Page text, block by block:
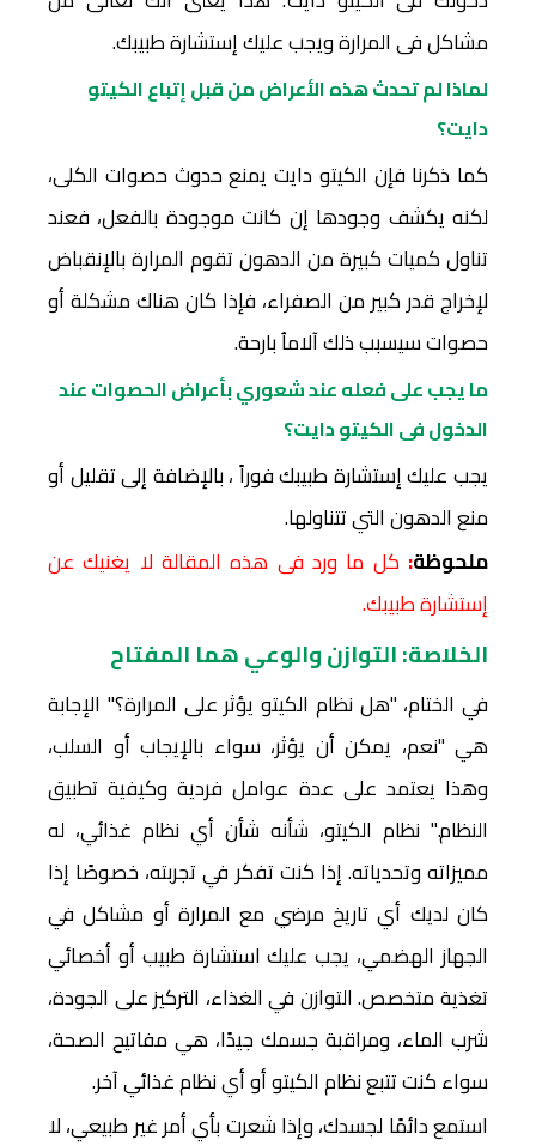
مشاكل فى المرارة ويجب عليك إستشارة طبيبك.
لماذا لم تحدث هذه الأعراض من قبل إتباع الكيتو
دايت؟
كما ذكرنا فإن الكيتو دايت يمنع حدوث حصوات الكلى،
لكنه يكشف وجودها إن كانت موجودة بالفعل، فعند
تناول كميات كبيرة من الدهون تقوم المرارة بالإنقباض
لإخراج قدر كبير من الصفراء، فإذا كان هناك مشكلة أو
حصوات سيسبب ذلك آلاماُ بارحة.
ما يجب على فعله عند شعوري بأعراض الحصوات عند
الدخول فى الكيتو دايت؟
يجب عليك إستشارة طبيبك فوراً ، بالإضافة إلى تقليل أو
منع الدهون التي تتناولها.
ملحوظة: كل ما ورد فى هذه المقالة لا يغنيك عن
إستشارة طبيبك.
الخلاصة: التوازن والوعي هما المفتاح
في الختام، "هل نظام الكيتو يؤثر على المرارة؟" الإجابة
هي "نعم، يمكن أن يؤثر، سواء بالإيجاب أو السلب،
وهذا يعتمد على عدة عوامل فردية وكيفية تطبيق
النظام." نظام الكيتو، شأنه شأن أي نظام غذائي، له
مميزاته وتحدياته. إذا كنت تفكر في تجربته، خصوصًا إذا
كان لديك أي تاريخ مرضي مع المرارة أو مشاكل في
الجهاز الهضمي، يجب عليك استشارة طبيب أو أخصائي
تغذية متخصص. التوازن في الغذاء، التركيز على الجودة،
شرب الماء، ومراقبة جسمك جيدًا، هي مفاتيح الصحة،
سواء كنت تتبع نظام الكيتو أو أي نظام غذائي آخر.
استمع دائمًا لجسدك، وإذا شعرت بأي أمر غير طبيعي، لا